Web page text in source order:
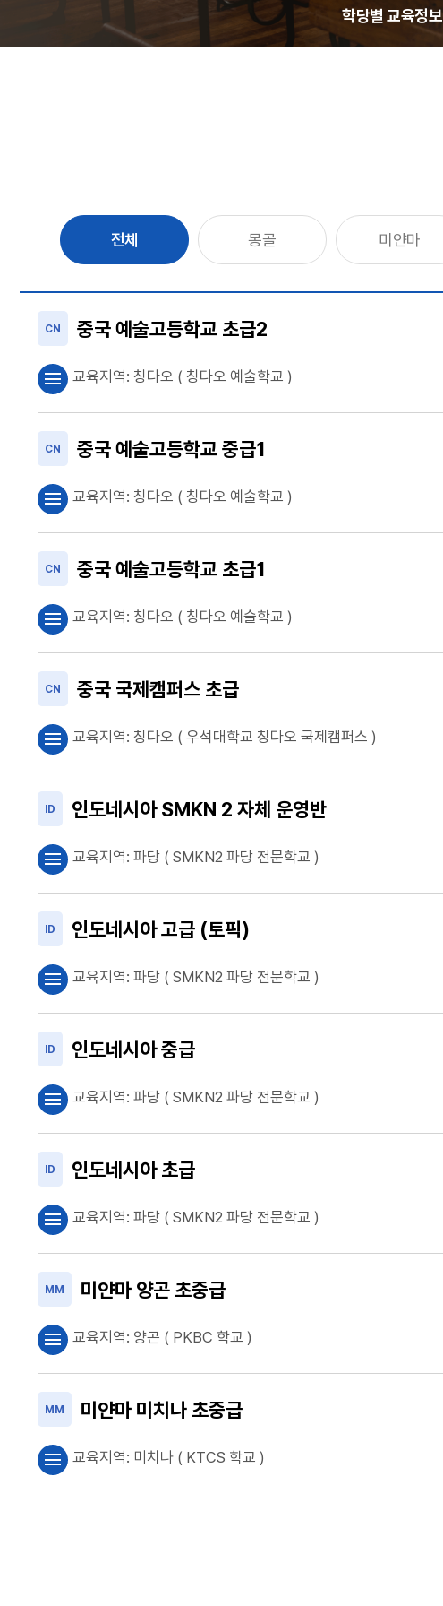
학당별 교육정보
전체 몽골 미얀마
CN 중국 예술고등학교 초급2
menu 교육지역: 칭다오 ( 칭다오 예술학교 )
CN 중국 예술고등학교 중급1
menu 교육지역: 칭다오 ( 칭다오 예술학교 )
CN 중국 예술고등학교 초급1
menu 교육지역: 칭다오 ( 칭다오 예술학교 )
CN 중국 국제캠퍼스 초급
menu 교육지역: 칭다오 ( 우석대학교 칭다오 국제캠퍼스 )
ID 인도네시아 SMKN 2 자체 운영반
menu 교육지역: 파당 ( SMKN2 파당 전문학교 )
ID 인도네시아 고급 (토픽)
menu 교육지역: 파당 ( SMKN2 파당 전문학교 )
ID 인도네시아 중급
menu 교육지역: 파당 ( SMKN2 파당 전문학교 )
ID 인도네시아 초급
menu 교육지역: 파당 ( SMKN2 파당 전문학교 )
MM 미얀마 양곤 초중급
menu 교육지역: 양곤 ( PKBC 학교 )
MM 미얀마 미치나 초중급
menu 교육지역: 미치나 ( KTCS 학교 )